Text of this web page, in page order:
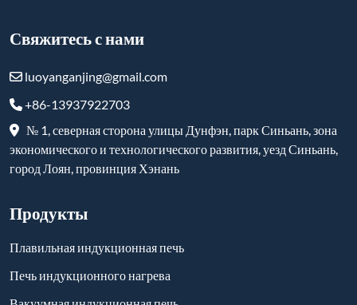
Камерная топка
Вакуумная печь
Печь-троллейбус
- YouTube
-Facebook
-Twitter